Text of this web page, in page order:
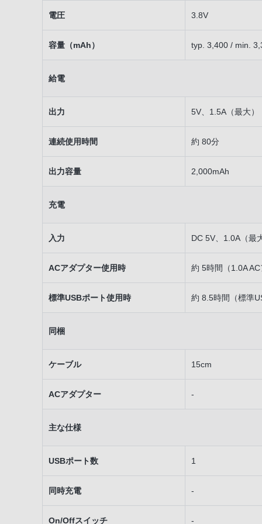
電圧 3.8V
容量（mAh） typ. 3,400 / min.
給電
出力 5V、1.5A（最大）
連続使用時間 約 80分
出力容量 2,000mAh
充電
入力 DC 5V、1.0A（最
ACアダプター使用時 約 5時間（1.0A AC
標準USBポート使用時 約 8.5時間（標準
同梱
ケーブル 15cm
ACアダプター -
主な仕様
USBポート数 1
同時充電 -
On/Offスイッチ -